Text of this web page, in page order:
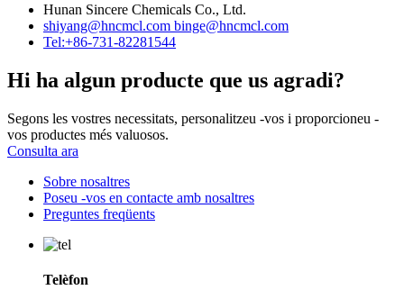
Hunan Sincere Chemicals Co., Ltd.
shiyang@hncmcl.com binge@hncmcl.com
Tel:+86-731-82281544
Hi ha algun producte que us agradi?
Segons les vostres necessitats, personalitzeu -vos i proporcioneu -
vos productes més valuosos.
Consulta ara
Sobre nosaltres
Poseu -vos en contacte amb nosaltres
Preguntes freqüents
Telèfon